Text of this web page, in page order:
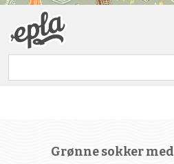
Grønne sokker med